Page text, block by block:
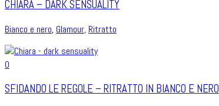
CHIARA – DARK SENSUALITY
Bianco e nero, Glamour, Ritratto
0
SFIDANDO LE REGOLE – RITRATTO IN BIANCO E NERO